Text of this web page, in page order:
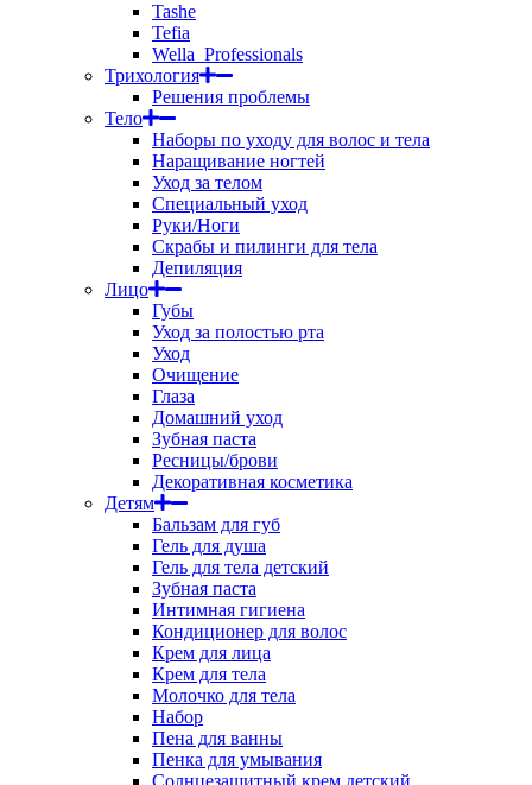
Tashe
Tefia
Wella_Professionals
Трихология
Решения проблемы
Тело
Наборы по уходу для волос и тела
Наращивание ногтей
Уход за телом
Специальный уход
Руки/Ноги
Скрабы и пилинги для тела
Депиляция
Лицо
Губы
Уход за полостью рта
Уход
Очищение
Глаза
Домашний уход
Зубная паста
Ресницы/брови
Декоративная косметика
Детям
Бальзам для губ
Гель для душа
Гель для тела детский
Зубная паста
Интимная гигиена
Кондиционер для волос
Крем для лица
Крем для тела
Молочко для тела
Набор
Пена для ванны
Пенка для умывания
Солнцезащитный крем детский